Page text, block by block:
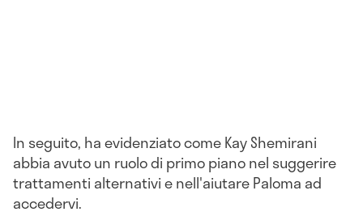
In seguito, ha evidenziato come Kay Shemirani
abbia avuto un ruolo di primo piano nel suggerire
trattamenti alternativi e nell'aiutare Paloma ad
accedervi.